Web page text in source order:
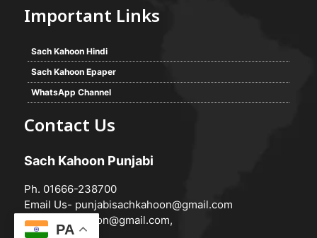
Important Links
Sach Kahoon Hindi
Sach Kahoon Epaper
WhatsApp Channel
Contact Us
Sach Kahoon Punjabi
Ph. 01666-238700
Email Us- punjabisachkahoon@gmail.com
hindisachkahoon@gmail.com,
PA